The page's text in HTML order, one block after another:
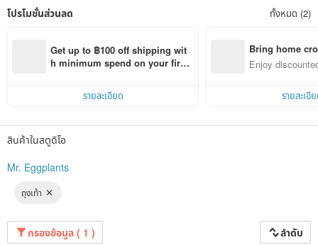
100% of the test papers, and they can change the same stationery they like to
โปรโมชั่นส่วนลด ทั้งหมด (2)
Get up to ฿100 off shipping wit
h minimum spend on your first
รายละเอียด
Bring home
n with ease
Enjoy
รายละเอี
สินค้าในสตูดิโอ
Mr. Eggplants
ถุงเท้า
กรองข้อมูล ( 1 ) ลำดับ